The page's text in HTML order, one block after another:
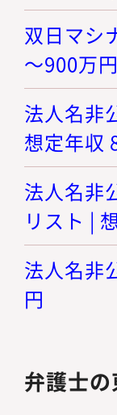
双日マシ
～900万円
法人名非
想定年収
法人名非
リスト |
法人名非
円
弁護士